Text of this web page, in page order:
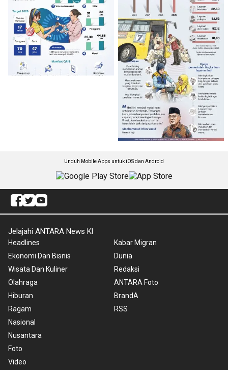
Unduh Mobile Apps untuk iOS dan Android
Jelajahi ANTARA News Kl
Headlines
Ekonomi Dan Bisnis
Wisata Dan Kuliner
Olahraga
Hiburan
Ragam
Nasional
Nusantara
Foto
Video
Kabar Migran
Dunia
Redaksi
ANTARA Foto
BrandA
RSS